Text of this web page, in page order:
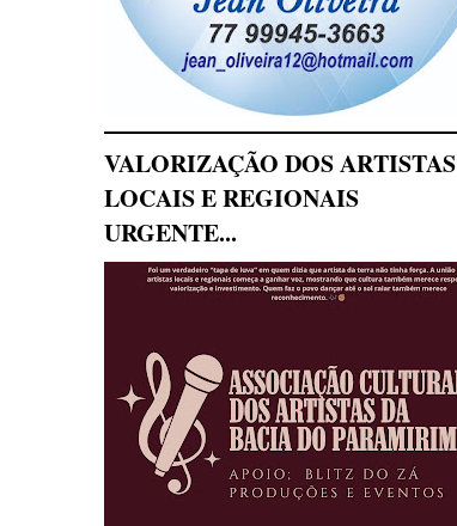
VALORIZAÇÃO DOS ARTISTAS
LOCAIS E REGIONAIS
URGENTE...